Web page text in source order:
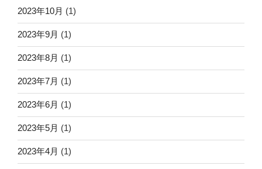
2023年10月 (1)
2023年9月 (1)
2023年8月 (1)
2023年7月 (1)
2023年6月 (1)
2023年5月 (1)
2023年4月 (1)